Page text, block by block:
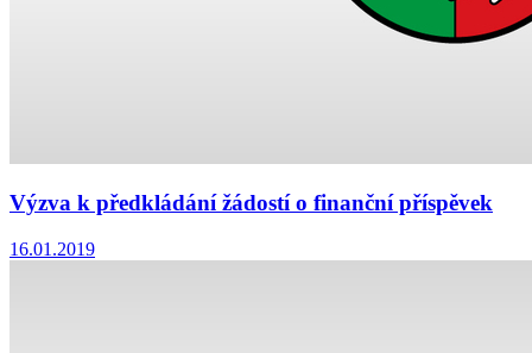
Výzva k předkládání žádostí o finanční příspěvek
16.01.2019